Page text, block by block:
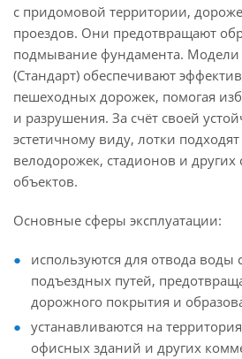
с придомовой территории,
проездов. Они предотвращают
подмывание фундамента. Модели
(Стандарт) обеспечивают
пешеходных дорожек, помогая
и разрушения. За счёт своей
эстетичному виду, лотки
велодорожек, стадионов и
объектов.
Основные сферы эксплуатации:
используются для отвода воды
подъездных путей,
дорожного покрытия и
устанавливаются на
офисных зданий и других